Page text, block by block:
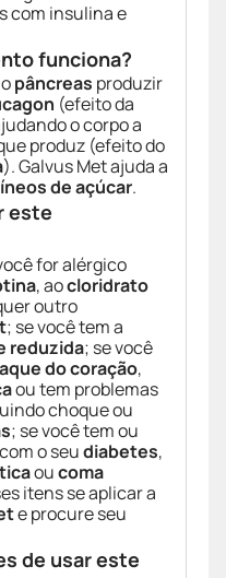
com insulina e
funciona?
pâncreas produzir
(efeito da
o corpo a
produz (efeito do
). Galvus Met ajuda a
de açúcar.
este
for alérgico
, aocloridrato
outro
; se você tem a
reduzida; se você
do coração,
ou tem problemas
choque ou
; se você tem ou
o seudiabetes,
oucoma
itens se aplicar a
e procure seu
de usar este